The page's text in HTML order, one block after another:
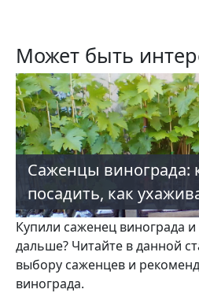
Может быть
Саженцы винограда:
посадить, как
Купили саженец винограда и
дальше? Читайте в данной
выбору саженцев и
винограда.